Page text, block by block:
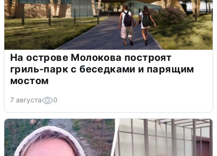
На острове Молокова построят
гриль-парк с беседками и парящим
мостом
7 августа 0